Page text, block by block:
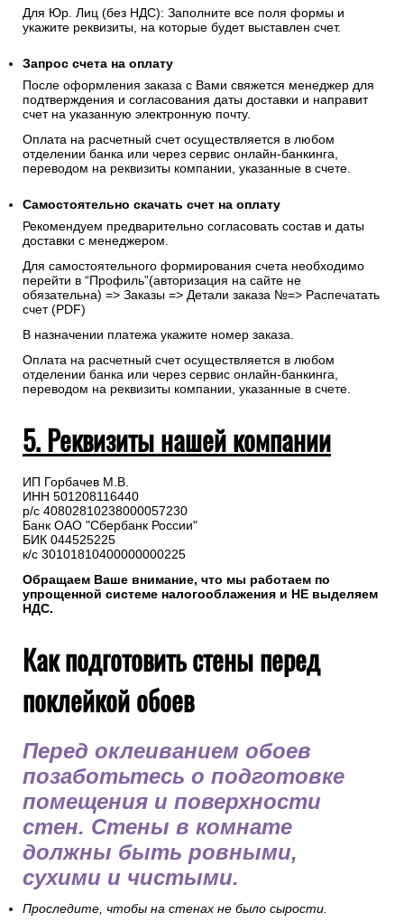
Для Юр. Лиц (без НДС): Заполните все поля формы и
укажите реквизиты, на которые будет выставлен счет.
Запрос счета на оплату
После оформления заказа с Вами свяжется менеджер для
подтверждения и согласования даты доставки и направит
счет на указанную электронную почту.
Оплата на расчетный счет осуществляется в любом
отделении банка или через сервис онлайн-банкинга,
переводом на реквизиты компании, указанные в счете.
Самостоятельно скачать счет на оплату
Рекомендуем предварительно согласовать состав и даты
доставки с менеджером.
Для самостоятельного формирования счета необходимо
перейти в “Профиль”(авторизация на сайте не
обязательна) => Заказы => Детали заказа №=> Распечатать
счет (PDF)
В назначении платежа укажите номер заказа.
Оплата на расчетный счет осуществляется в любом
отделении банка или через сервис онлайн-банкинга,
переводом на реквизиты компании, указанные в счете.
5. Реквизиты нашей компании
ИП Горбачев М.В.
ИНН 501208116440
р/с 40802810238000057230
Банк ОАО "Сбербанк России"
БИК 044525225
к/с 30101810400000000225
Обращаем Ваше внимание, что мы работаем по
упрощенной системе налогооблажения и НЕ выделяем
НДС.
Как подготовить стены перед
поклейкой обоев
Перед оклеиванием обоев
позаботьтесь о подготовке
помещения и поверхности
стен. Стены в комнате
должны быть ровными,
сухими и чистыми.
Проследите, чтобы на стенах не было сырости.